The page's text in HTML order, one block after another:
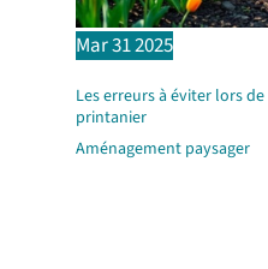
Mar312025
Les erreurs à éviter lors
printanier
Aménagement paysager